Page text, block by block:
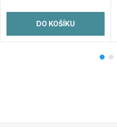
DO KOŠÍKU